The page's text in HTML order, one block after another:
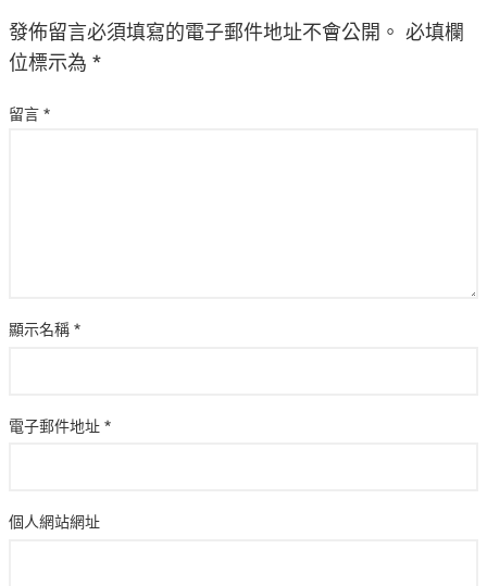
發佈留言必須填寫的電子郵件地址不會公開。 必填欄
位標示為 *
留言 *
顯示名稱 *
電子郵件地址 *
個人網站網址